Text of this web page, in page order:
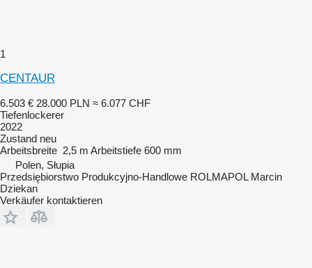
1
CENTAUR
6.503 € 28.000 PLN ≈ 6.077 CHF
Tiefenlockerer
2022
Zustand neu
Arbeitsbreite 2,5 m Arbeitstiefe 600 mm
Polen, Słupia
Przedsiębiorstwo Produkcyjno-Handlowe ROLMAPOL Marcin
Dziekan
Verkäufer kontaktieren